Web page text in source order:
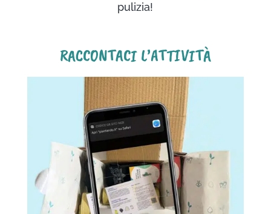
pulizia!
RACCONTACI L’ATTIVITÀ